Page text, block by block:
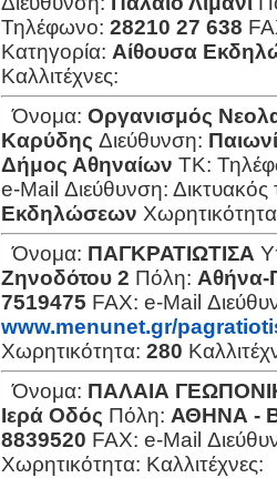
Τηλέφωνο: 28210 27 638
Κατηγορία: Αίθουσα
Καλλιτέχνες:
Όνομα: Οργανισμός
Καρύδης Διεύθυνση:
Δήμος Αθηναίων ΤΚ:
e-Mail Διεύθυνση:
Εκδηλώσεων
Όνομα: ΠΑΓΚΡΑΤΙΩΤΙΣΑ
Ζηνοδότου 2 Πόλη: Αθήνα-
7519475 FAX: e-Mail
www.menunet.gr/
Χωρητικότητα: 280
Όνομα: ΠΑΛΑΙΑ
Ιερά Οδός Πόλη: ΑΘΗΝΑ -
8839520 FAX: e-Mail
Χωρητικότητα: Καλλιτέχνες: